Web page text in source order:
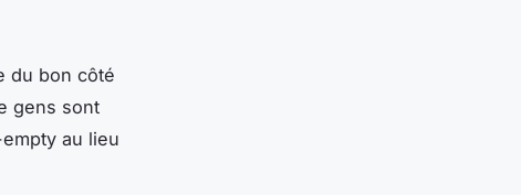
du bon côté
gens sont
au lieu